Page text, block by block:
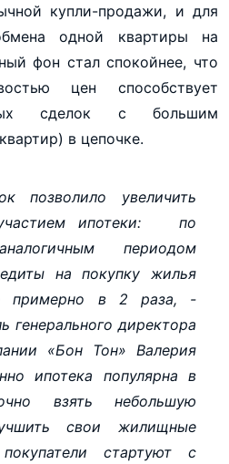
купли-продажи, и для
одной квартиры на
фон стал спокойнее, что
цен способствует
сделок с большим
в цепочке.
позволило увеличить
ипотеки: по
периодом
на покупку жилья
примерно в 2 раза, -
генерального директора
«Бон Тон» Валерия
ипотека популярна в
взять небольшую
свои жилищные
стартуют с